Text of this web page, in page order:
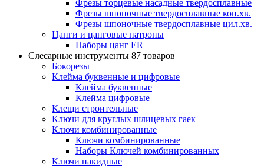
Фрезы торцевые насадные твердосплавные
Фрезы шпоночные твердосплавные кон.хв.
Фрезы шпоночные твердосплавные цил.хв.
Цанги и цанговые патроны
Наборы цанг ER
Слесарные инструменты 87 товаров
Бокорезы
Клейма буквенные и цифровые
Клейма буквенные
Клейма цифровые
Клещи строительные
Ключи для круглых шлицевых гаек
Ключи комбинированные
Ключи комбинированные
Наборы Ключей комбинированных
Ключи накидные